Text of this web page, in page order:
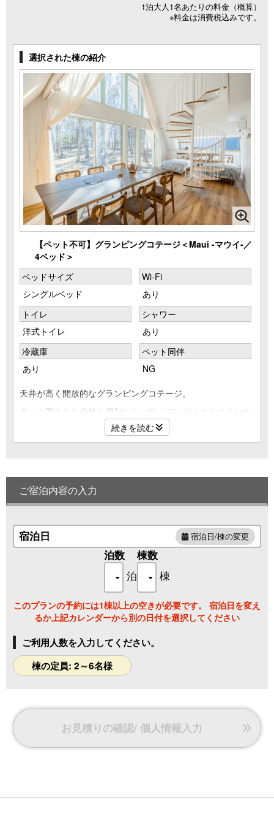
1泊大人1名あたりの料金（概算）
※料金は消費税込みです。
選択された棟の紹介
【ペット不可】グランピングコテージ＜Maui -マウイ-／
4ベッド＞
ベッドサイズ
シングルベッド
Wi-Fi
あり
トイレ
洋式トイレ
シャワー
あり
冷蔵庫
あり
ペット同伴
NG
天井が高く開放的なグランピングコテージ。
木々に囲まれた自然と調和したハワイアンテイストのインテ
まるで海外に来たかのような非日常空間で、特別な時間をお
■定員：2名～6名
推奨定員は4名です。5名～6名でご利用の場合は、リビン
ます。
続きを読む
ご宿泊内容の入力
宿泊日 宿泊日/棟の変更
泊数
泊
棟数
棟
このプランの予約には1棟以上の空きが必要です。 宿泊日を変え
るか上記カレンダーから別の日付を選択してください
ご利用人数を入力してください。
棟の定員: 2～6名様
お見積りの確認/ 個人情報入力